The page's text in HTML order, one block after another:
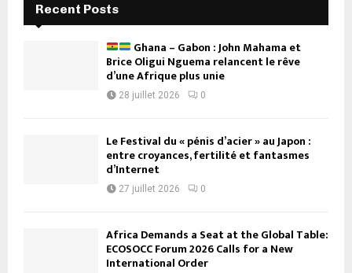
Recent Posts
Ghana – Gabon : John Mahama et
Brice Oligui Nguema relancent le rêve
d’une Afrique plus unie
28 juillet 2026 0
Le Festival du « pénis d’acier » au Japon :
entre croyances, fertilité et fantasmes
d’Internet
27 juillet 2026 0
Africa Demands a Seat at the Global Table:
ECOSOCC Forum 2026 Calls for a New
International Order